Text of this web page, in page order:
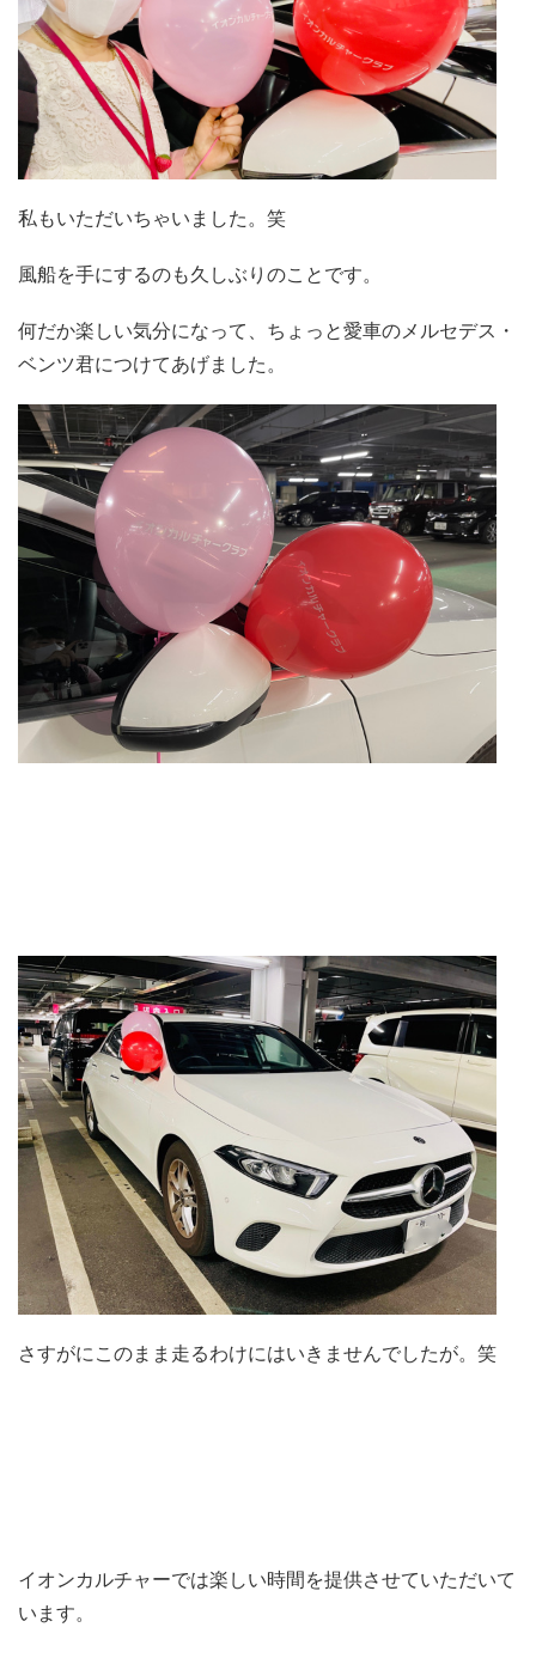
私もいただいちゃいました。笑
風船を手にするのも久しぶりのことです。
何だか楽しい気分になって、ちょっと愛車のメルセデス・
ベンツ君につけてあげました。
さすがにこのまま走るわけにはいきませんでしたが。笑
イオンカルチャーでは楽しい時間を提供させていただいて
います。